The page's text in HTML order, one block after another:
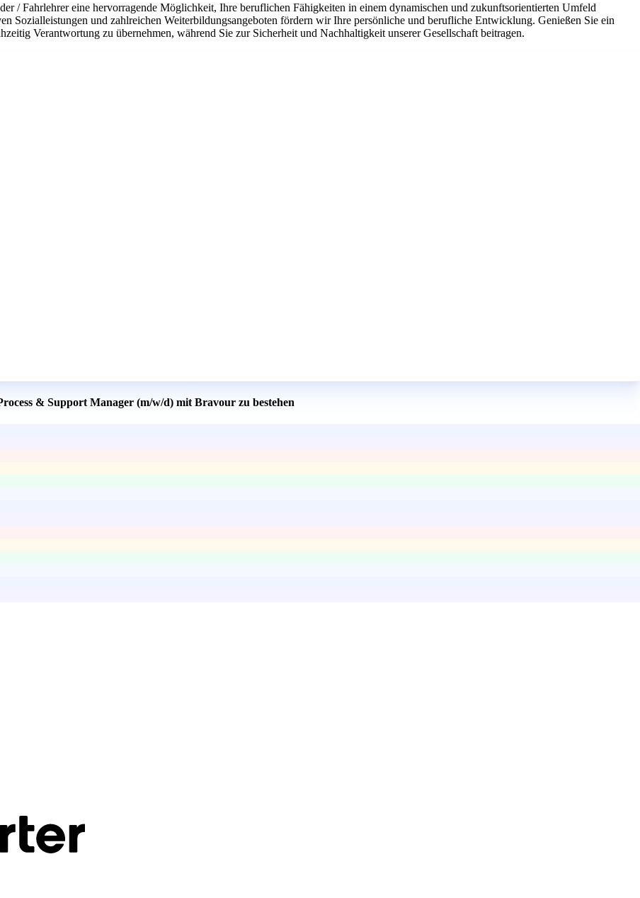
/ Fahrlehrer eine hervorragende Möglichkeit, Ihre beruflichen Fähigkeiten in einem dynamischen und zukunftsorientierten Umfeld
Sozialleistungen und zahlreichen Weiterbildungsangeboten fördern wir Ihre persönliche und berufliche Entwicklung. Genießen Sie ein
Verantwortung zu übernehmen, während Sie zur Sicherheit und Nachhaltigkeit unserer Gesellschaft beitragen.
& Support Manager (m/w/d) mit Bravour zu bestehen